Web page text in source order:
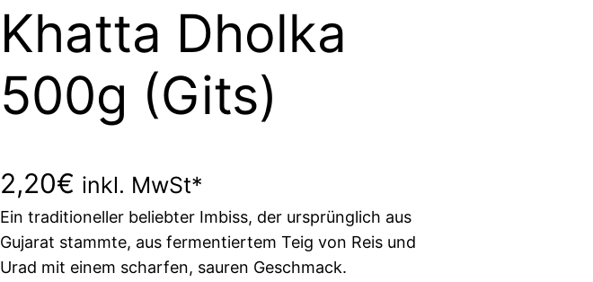
Khatta Dholka
500g (Gits)
2,20€ inkl. MwSt*
Ein traditioneller beliebter Imbiss, der ursprünglich aus
Gujarat stammte, aus fermentiertem Teig von Reis und
Urad mit einem scharfen, sauren Geschmack.